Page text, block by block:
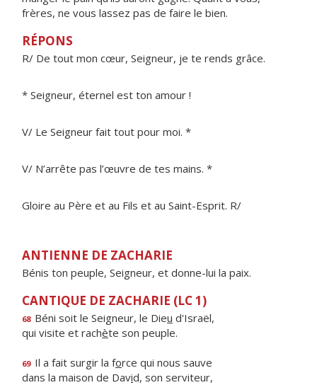
frères, ne vous lassez pas de faire le bien.
RÉPONS
R/ De tout mon cœur, Seigneur, je te rends grâce.
* Seigneur, éternel est ton amour !
V/ Le Seigneur fait tout pour moi. *
V/ N’arrête pas l’œuvre de tes mains. *
Gloire au Père et au Fils et au Saint-Esprit. R/
ANTIENNE DE ZACHARIE
Bénis ton peuple, Seigneur, et donne-lui la paix.
CANTIQUE DE ZACHARIE (LC 1)
68 Béni soit le Seigneur, le Dieu d'Israël,
qui visite et rachète son peuple.
69 Il a fait surgir la force qui nous sauve
dans la maison de David, son serviteur,